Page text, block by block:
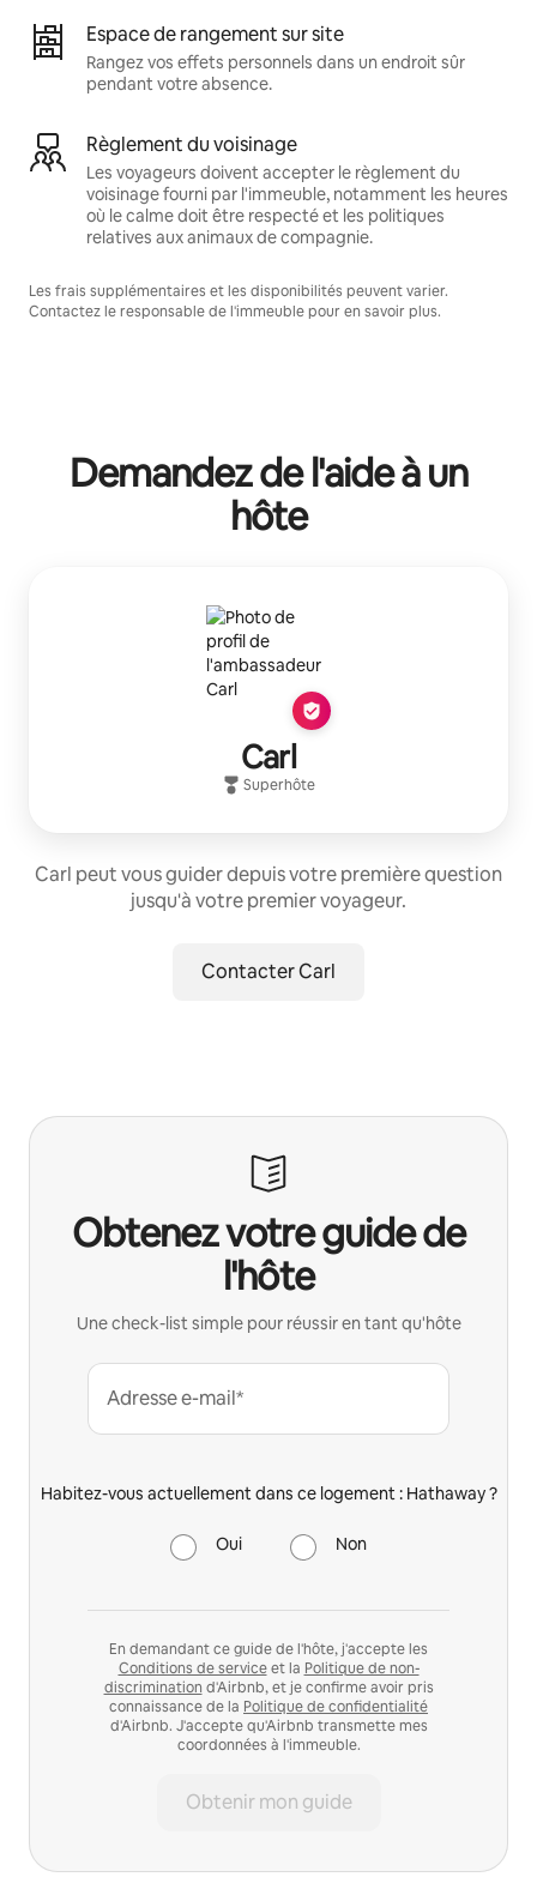
Espace de rangement sur site
Rangez vos effets personnels dans un endroit sûr
pendant votre absence.
Règlement du voisinage
Les voyageurs doivent accepter le règlement du
voisinage fourni par l'immeuble, notamment les heures
où le calme doit être respecté et les politiques
relatives aux animaux de compagnie.
Les frais supplémentaires et les disponibilités peuvent varier.
Contactez le responsable de l'immeuble pour en savoir plus.
Demandez de l'aide à un
hôte
Carl
Superhôte
Carl peut vous guider depuis votre première question
jusqu'à votre premier voyageur.
Contacter Carl
Obtenez votre guide de
l'hôte
Une check-list simple pour réussir en tant qu'hôte
Adresse e-mail*
Habitez-vous actuellement dans ce logement : Hathaway ?
Oui Non
En demandant ce guide de l'hôte, j'accepte les
Conditions de serviceet la Politique de non-
discrimination d'Airbnb, et je confirme avoir pris
connaissance de la Politique de confidentialité
d'Airbnb. J'accepte qu'Airbnb transmette mes
coordonnées à l'immeuble.
Obtenir mon guide